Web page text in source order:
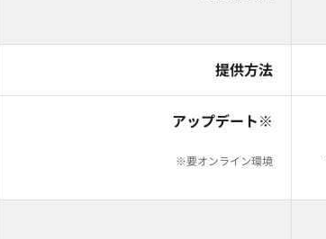
提供方法
アップデート※
※要オンライン環境